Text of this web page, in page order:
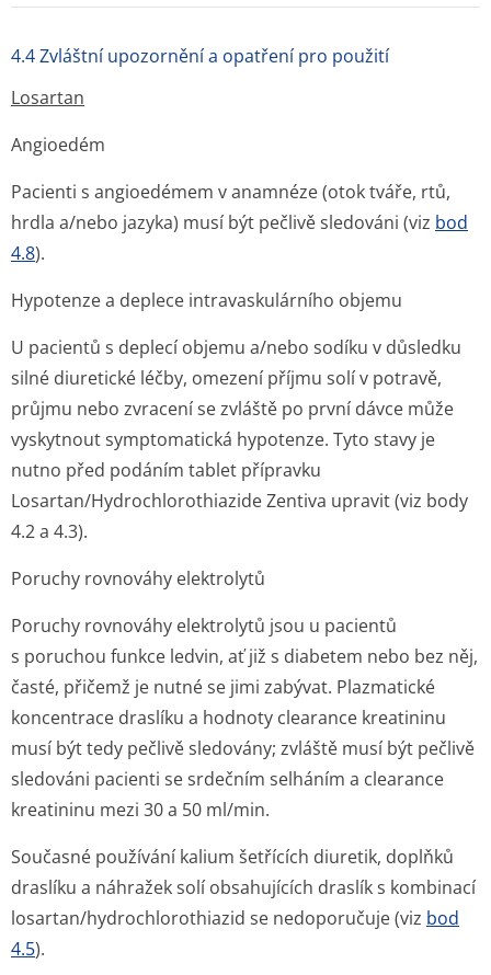
4.4 Zvláštní upozornění a opatření pro použití
Losartan
Angioedém
Pacienti s angioedémem v anamnéze (otok tváře, rtů,
hrdla a/nebo jazyka) musí být pečlivě sledováni (viz bod
4.8).
Hypotenze a deplece intravaskulárního objemu
U pacientů s deplecí objemu a/nebo sodíku v důsledku
silné diuretické léčby, omezení příjmu solí v potravě,
průjmu nebo zvracení se zvláště po první dávce může
vyskytnout symptomatická hypotenze. Tyto stavy je
nutno před podáním tablet přípravku
Losartan/Hydrochlo­rothiazide Zentiva upravit (viz body
4.2 a 4.3).
Poruchy rovnováhy elektrolytů
Poruchy rovnováhy elektrolytů jsou u pacientů
s poruchou funkce ledvin, ať již s diabetem nebo bez něj,
časté, přičemž je nutné se jimi zabývat. Plazmatické
koncentrace draslíku a hodnoty clearance kreatininu
musí být tedy pečlivě sledovány; zvláště musí být pečlivě
sledováni pacienti se srdečním selháním a clearance
kreatininu mezi 30 a 50 ml/min.
Současné používání kalium šetřících diuretik, doplňků
draslíku a náhražek solí obsahujících draslík s kombinací
losartan/hydrochlo­rothiazid se nedoporučuje (viz bod
4.5).